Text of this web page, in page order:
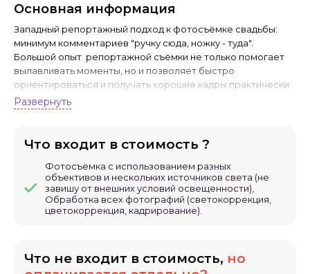
Основная информация
Западный репортажный подход к фотосъёмке свадьбы:
минимум комментариев "ручку сюда, ножку - туда".
Большой опыт репортажной съёмки не только помогает
вылавливать моменты, но и позволяет быстро
ориентироваться и получать хорошие кадры практически
в любом месте. Я работаю с Людьми: для того, чтобы
человек себе понравился на фотографии, я должен его
индивидуальность как профессионального фотографа.
с культурой испаноязычных стран, что позволяет более
комфортно снимать международные свадьбы.
Опыт съёмки: более 250 свадеб.
объективами. На банкете, в зависимости от
существующего освещения, используется одновременно
Развернуть
Что входит в стоимость ?
Фотосъёмка с использованием разных
объективов и нескольких источников света (не
завишу от внешних условий освещенности),
Обработка всех фотографий (светокоррекция,
цветокоррекция, кадрирование).
Что не входит в стоимость, но